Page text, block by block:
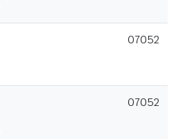
07052
07052